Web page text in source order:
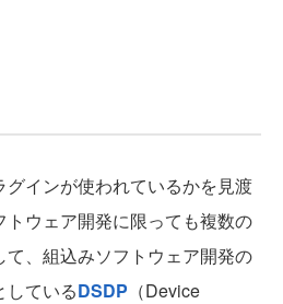
インが使われているかを見渡
トウェア開発に限っても複数の
、組込みソフトウェア開発の
しているDSDP （Device